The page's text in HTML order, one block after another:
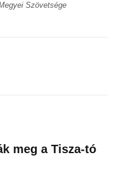
Szövetsége
meg a Tisza-tó